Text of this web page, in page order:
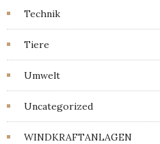
Technik
Tiere
Umwelt
Uncategorized
WINDKRAFTANLAGEN